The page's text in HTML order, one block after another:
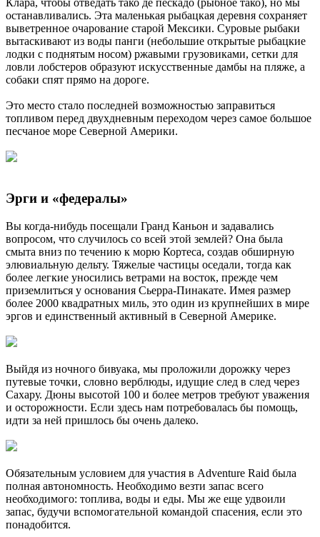
останавливались. Эта маленькая рыбацкая деревня сохраняет
выветренное очарование старой Мексики. Суровые рыбаки
вытаскивают из воды панги (небольшие открытые рыбацкие
лодки с поднятым носом) ржавыми грузовиками, сетки для
ловли лобстеров образуют искусственные дамбы на пляже, а
собаки спят прямо на дороге.
Это место стало последней возможностью заправиться
топливом перед двухдневным переходом через самое большое
песчаное море Северной Америки.
Эрги и «федералы»
Вы когда-нибудь посещали Гранд Каньон и задавались
вопросом, что случилось со всей этой землей? Она была
смыта вниз по течению к морю Кортеса, создав обширную
элювиальную дельту. Тяжелые частицы оседали, тогда как
более легкие уносились ветрами на восток, прежде чем
приземлиться у основания Сьерра-Пинакате. Имея размер
более 2000 квадратных миль, это один из крупнейших в мире
эргов и единственный активный в Северной Америке.
Выйдя из ночного бивуака, мы проложили дорожку через
путевые точки, словно верблюды, идущие след в след через
Сахару. Дюны высотой 100 и более метров требуют уважения
и осторожности. Если здесь нам потребовалась бы помощь,
идти за ней пришлось бы очень далеко.
Обязательным условием для участия в Adventure Raid была
полная автономность. Необходимо везти запас всего
необходимого: топлива, воды и еды. Мы же еще удвоили
запас, будучи вспомогательной командой спасения, если это
понадобится.